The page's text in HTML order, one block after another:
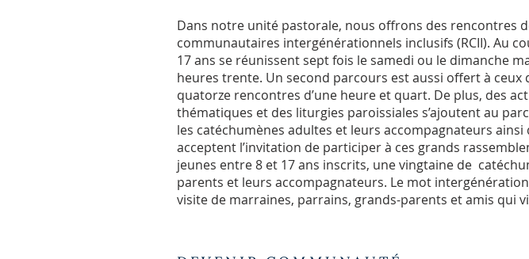
Dans notre unité pastorale, nous offrons des rencontres
communautaires intergénérationnels inclusifs (RCII). Au
17 ans se réunissent sept fois le samedi ou le dimanche
heures trente. Un second parcours est aussi offert à
quatorze rencontres d’une heure et quart. De plus, des
thématiques et des liturgies paroissiales s’ajoutent au
les catéchumènes adultes et leurs accompagnateurs
acceptent l’invitation de participer à ces grands
jeunes entre 8 et 17 ans inscrits, une vingtaine de
parents et leurs accompagnateurs. Le mot
visite de marraines, parrains, grands-parents et amis qui